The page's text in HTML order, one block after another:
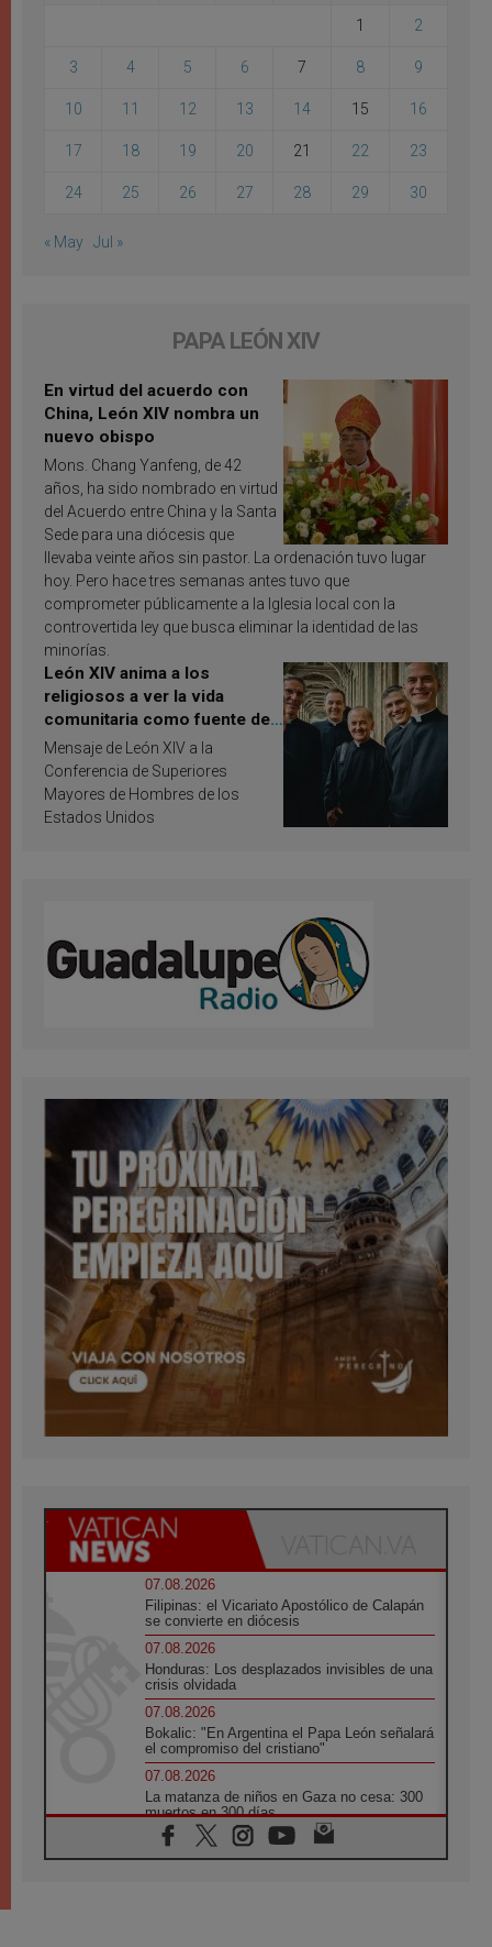
1 2
3 4 5 6 7 8 9
10 11 12 13 14 15 16
17 18 19 20 21 22 23
24 25 26 27 28 29 30
« May Jul »
PAPA LEÓN XIV
En virtud del acuerdo con
China, León XIV nombra un
nuevo obispo
Mons. Chang Yanfeng, de 42
años, ha sido nombrado en virtud
del Acuerdo entre China y la Santa
Sede para una diócesis que
llevaba veinte años sin pastor. La ordenación tuvo lugar
hoy. Pero hace tres semanas antes tuvo que
comprometer públicamente a la Iglesia local con la
controvertida ley que busca eliminar la identidad de las
minorías.
León XIV anima a los
religiosos a ver la vida
comunitaria como fuente de
inspiración y santificación
Mensaje de León XIV a la
Conferencia de Superiores
Mayores de Hombres de los
Estados Unidos
07.08.2026
Filipinas: el Vicariato Apostólico de Calapán
se convierte en diócesis
07.08.2026
Honduras: Los desplazados invisibles de una
crisis olvidada
07.08.2026
Bokalic: "En Argentina el Papa León señalará
el compromiso del cristiano"
07.08.2026
La matanza de niños en Gaza no cesa: 300
muertos en 300 días
07.08.2026
Tagle: La guerra desfigura el mundo, solo la